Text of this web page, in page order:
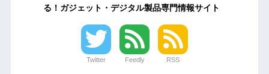
る！ガジェット・デジタル製品専門情報サイト
Twitter Feedly RSS